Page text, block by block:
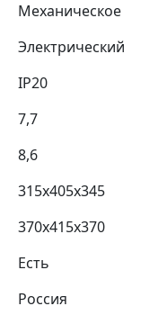
Механическое
Электрический
IP20
7,7
8,6
315х405х345
370х415х370
Есть
Россия